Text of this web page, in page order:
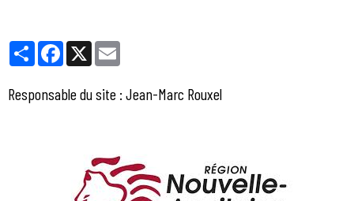
PartagerFacebook
X
Responsable du site : Jean-Marc Rouxel